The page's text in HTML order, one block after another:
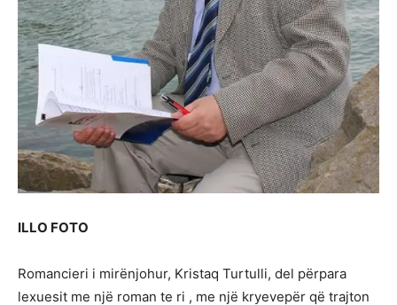
ILLO FOTO
Romancieri i mirënjohur, Kristaq Turtulli, del përpara
lexuesit me një roman te ri , me një kryevepër që trajton